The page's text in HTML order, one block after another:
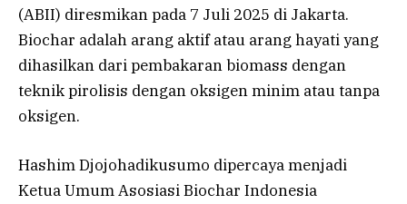
(ABII) diresmikan pada 7 Juli 2025 di Jakarta.
Biochar adalah arang aktif atau arang hayati yang
dihasilkan dari pembakaran biomass dengan
teknik pirolisis dengan oksigen minim atau tanpa
oksigen.
Hashim Djojohadikusumo dipercaya menjadi
Ketua Umum Asosiasi Biochar Indonesia